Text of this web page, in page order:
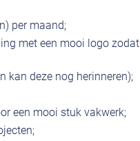
per maand;
met een mooi logo zodat
kan deze nog herinneren);
een mooi stuk vakwerk;